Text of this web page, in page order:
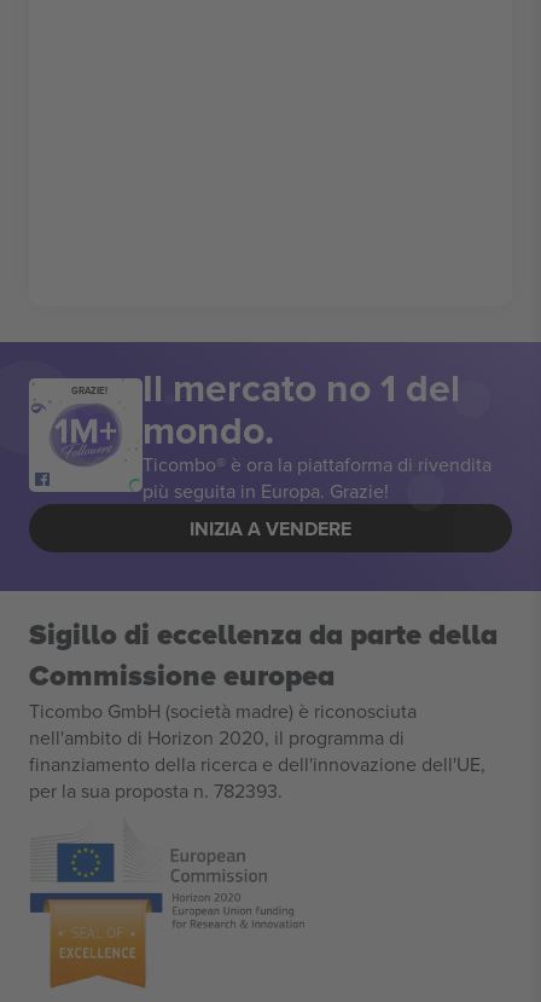
GRAZIE! Il mercato no 1 del
mondo.
Ticombo® è ora la piattaforma di rivendita
più seguita in Europa. Grazie!
INIZIA A VENDERE
Sigillo di eccellenza da parte della
Commissione europea
Ticombo GmbH (società madre) è riconosciuta
nell'ambito di Horizon 2020, il programma di
finanziamento della ricerca e dell'innovazione dell'UE,
per la sua proposta n. 782393.